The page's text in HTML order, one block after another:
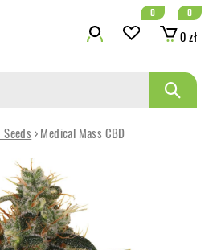
0
0 zł
0
Seeds › Medical Mass CBD